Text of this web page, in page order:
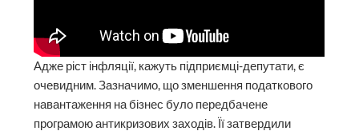
Адже ріст інфляції, кажуть підприємці-депутати, є
очевидним. Зазначимо, що зменшення податкового
навантаження на бізнес було передбачене
програмою антикризових заходів. Її затвердили